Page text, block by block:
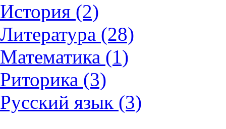
История (2)
Литература (28)
Математика (1)
Риторика (3)
Русский язык (3)